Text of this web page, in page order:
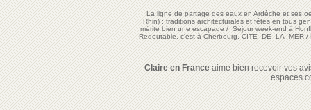
La ligne de partage des eaux en Ardèche et ses
Rhin) : traditions architecturales et fêtes en tous
mérite bien une escapade/Séjour week-end à
Redoutable, c'est à Cherbourg, CITE DE LA MER/
Claire en Franceaime bien recevoir vos
espaces